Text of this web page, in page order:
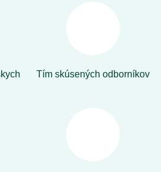
Tím skúsených odborníkov